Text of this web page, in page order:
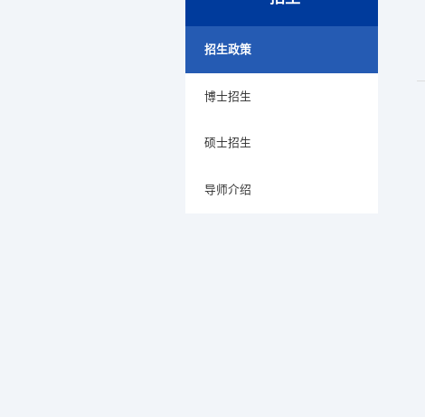
招生政策
博士招生
硕士招生
导师介绍